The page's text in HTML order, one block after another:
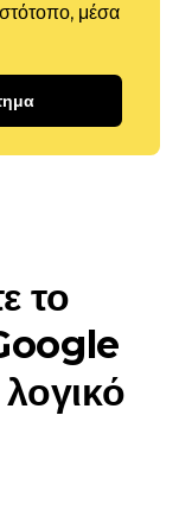
μέσα
το
λογικό